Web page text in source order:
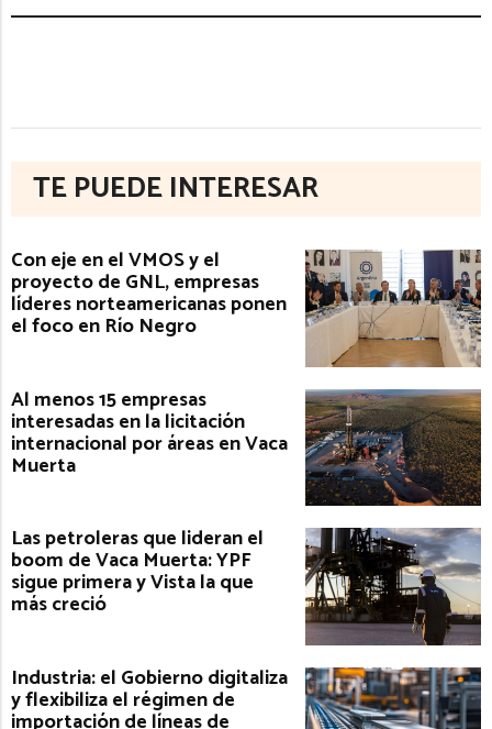
TE PUEDE INTERESAR
Con eje en el VMOS y el
proyecto de GNL, empresas
líderes norteamericanas ponen
el foco en Río Negro
Al menos 15 empresas
interesadas en la licitación
internacional por áreas en Vaca
Muerta
Las petroleras que lideran el
boom de Vaca Muerta: YPF
sigue primera y Vista la que
más creció
Industria: el Gobierno digitaliza
y flexibiliza el régimen de
importación de líneas de